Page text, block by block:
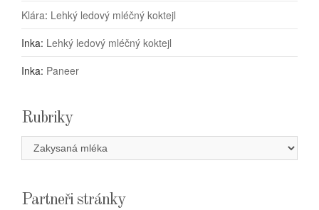
Klára: Lehký ledový mléčný koktejl
Inka: Lehký ledový mléčný koktejl
Inka: Paneer
Rubriky
Rubriky
Partneři stránky